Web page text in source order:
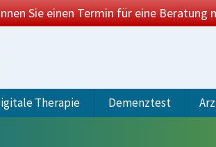
Sie einen Termin für eine
Therapie Demenztest